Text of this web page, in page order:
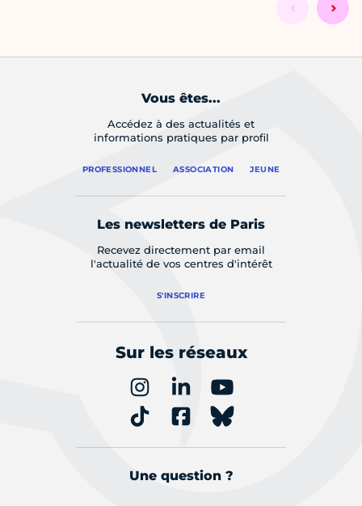
Vous êtes...
Accédez à des actualités et
informations pratiques par profil
PROFESSIONNEL ASSOCIATION JEUNE
Les newsletters de Paris
Recevez directement par email
l'actualité de vos centres d'intérêt
S'INSCRIRE
Sur les réseaux
Une question ?